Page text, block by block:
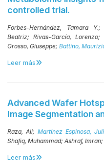
controlled trial.
Forbes-Hernández, Tamara Y.;
Beatriz; Rivas-García, Lorenzo;
Grosso, Giuseppe; Battino,
Leer más
Advanced Wafer
Image Segmentation
Raza, Ali; Martínez Espinosa,
Shafiq, Muhammad; Ashraf, Imran;
Leer más